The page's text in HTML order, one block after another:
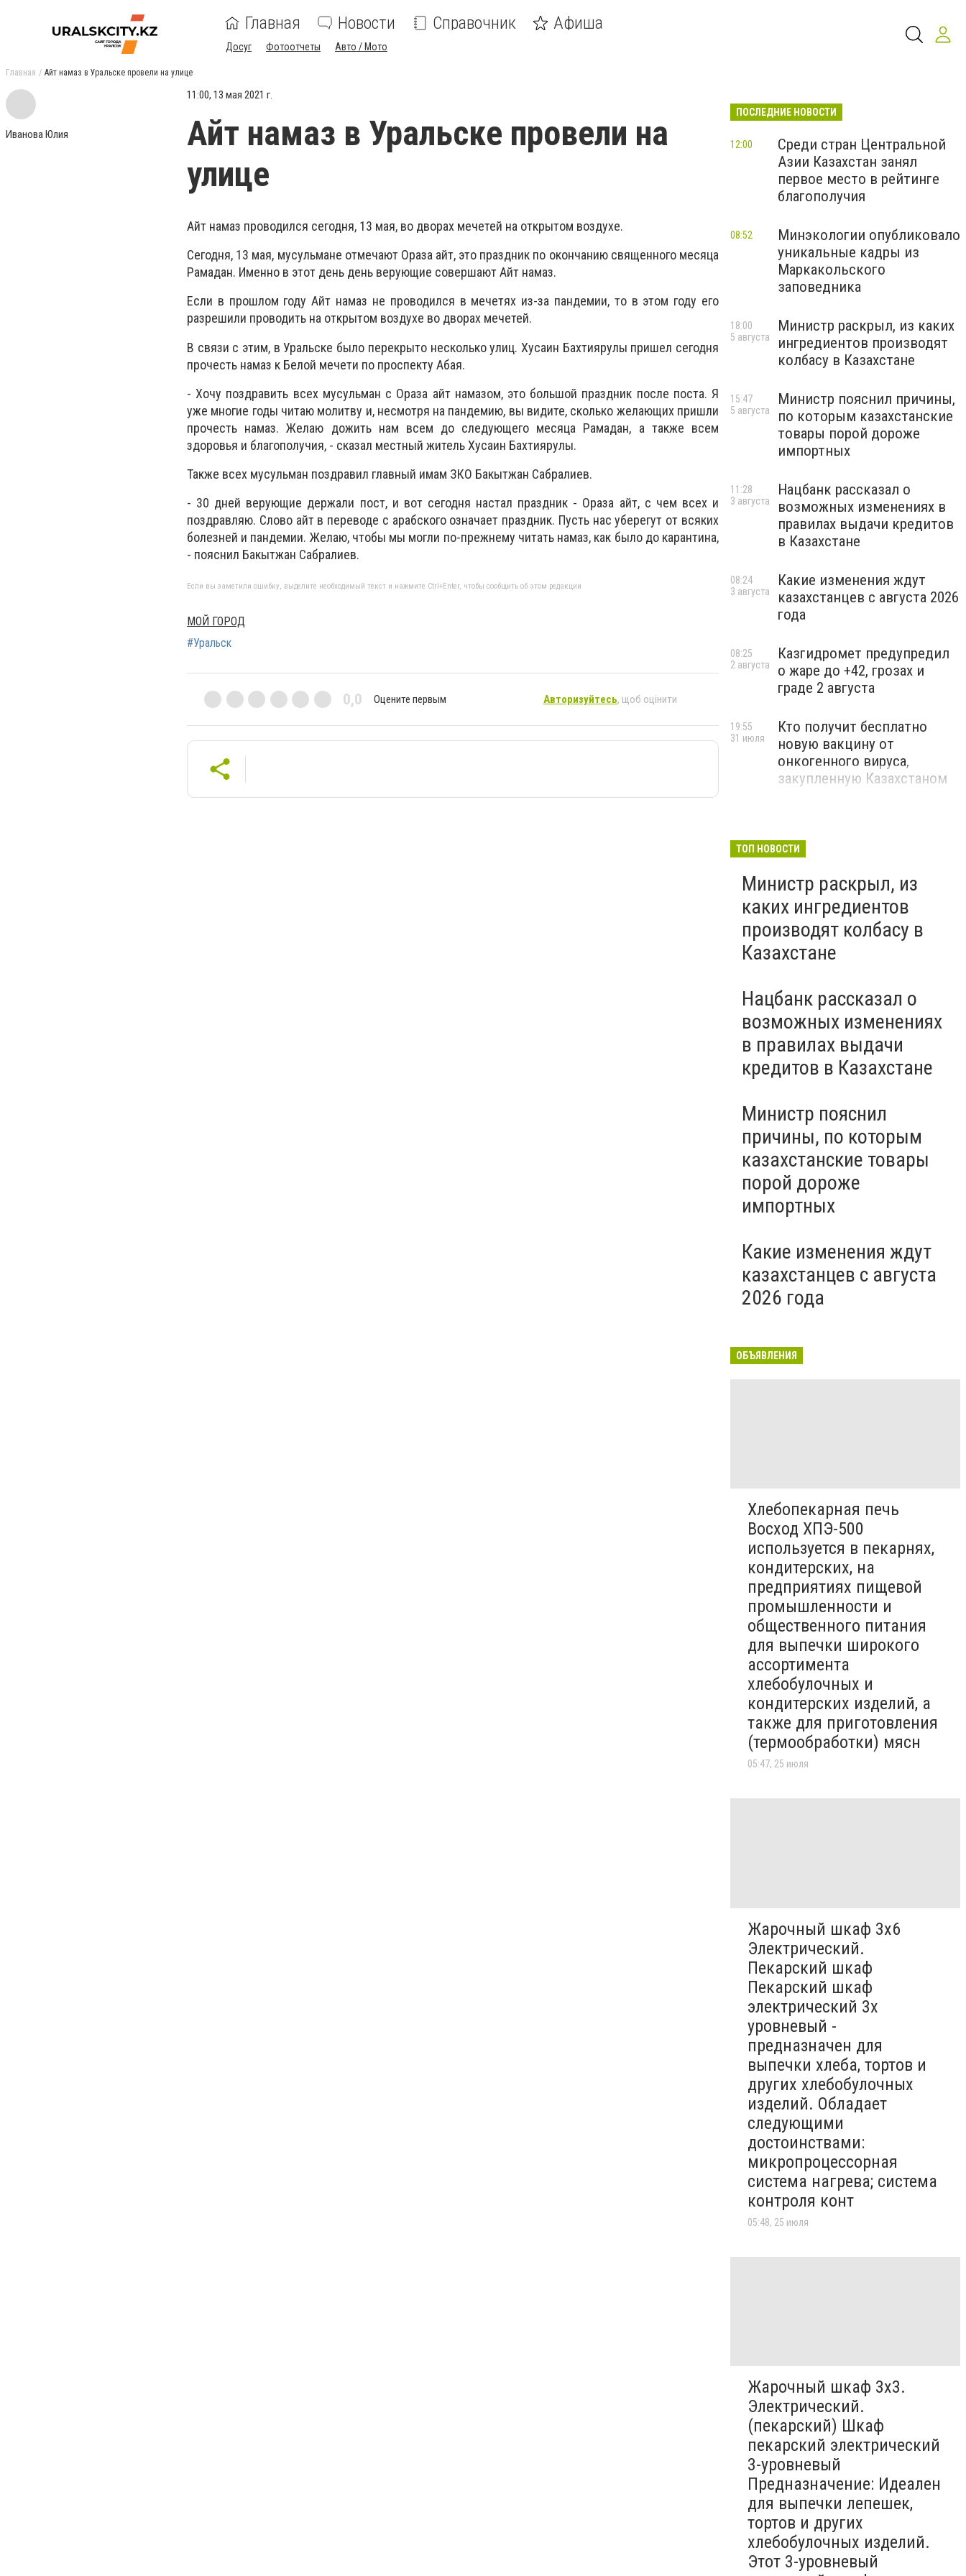
Главная Новости Справочник Афиша
Досуг Фотоотчеты Авто / Мото
Главная Айт намаз в Уральске провели на улице
Иванова Юлия
11:00, 13 мая 2021 г.
Айт намаз в Уральске провели на
улице
Айт намаз проводился сегодня, 13 мая, во дворах мечетей на открытом воздухе.
Сегодня, 13 мая, мусульмане отмечают Ораза айт, это праздник по окончанию священного месяца
Рамадан. Именно в этот день день верующие совершают Айт намаз.
Если в прошлом году Айт намаз не проводился в мечетях из-за пандемии, то в этом году его
разрешили проводить на открытом воздухе во дворах мечетей.
В связи с этим, в Уральске было перекрыто несколько улиц. Хусаин Бахтиярулы пришел сегодня
прочесть намаз к Белой мечети по проспекту Абая.
- Хочу поздравить всех мусульман с Ораза айт намазом, это большой праздник после поста. Я
уже многие годы читаю молитву и, несмотря на пандемию, вы видите, сколько желающих пришли
прочесть намаз. Желаю дожить нам всем до следующего месяца Рамадан, а также всем
здоровья и благополучия, - сказал местный житель Хусаин Бахтиярулы.
Также всех мусульман поздравил главный имам ЗКО Бакытжан Сабралиев.
- 30 дней верующие держали пост, и вот сегодня настал праздник - Ораза айт, с чем всех и
поздравляю. Слово айт в переводе с арабского означает праздник. Пусть нас уберегут от всяких
болезней и пандемии. Желаю, чтобы мы могли по-прежнему читать намаз, как было до карантина,
- пояснил Бакытжан Сабралиев.
Если вы заметили ошибку, выделите необходимый текст и нажмите Ctrl+Enter, чтобы сообщить об этом редакции
МОЙ ГОРОД
#Уральск
0,0 Оцените первым Авторизуйтесь, щоб оцінити
ПОСЛЕДНИЕ НОВОСТИ
Среди стран Центральной
Азии Казахстан занял
первое место в рейтинге
благополучия
12:00
Минэкологии опубликовало
уникальные кадры из
Маркакольского
заповедника
08:52
Министр раскрыл, из каких
ингредиентов производят
колбасу в Казахстане
18:00
5 августа
Министр пояснил причины,
по которым казахстанские
товары порой дороже
импортных
15:47
5 августа
Нацбанк рассказал о
возможных изменениях в
правилах выдачи кредитов
в Казахстане
11:28
3 августа
Какие изменения ждут
казахстанцев с августа 2026
года
08:24
3 августа
Казгидромет предупредил
о жаре до +42, грозах и
граде 2 августа
08:25
2 августа
Кто получит бесплатно
новую вакцину от
онкогенного вируса,
закупленную Казахстаном
19:55
31 июля
ТОП НОВОСТИ
Министр раскрыл, из
каких ингредиентов
производят колбасу в
Казахстане
Нацбанк рассказал о
возможных изменениях
в правилах выдачи
кредитов в Казахстане
Министр пояснил
причины, по которым
казахстанские товары
порой дороже
импортных
Какие изменения ждут
казахстанцев с августа
2026 года
ОБЪЯВЛЕНИЯ
Хлебопекарная печь
Восход ХПЭ-500
используется в пекарнях,
кондитерских, на
предприятиях пищевой
промышленности и
общественного питания
для выпечки широкого
ассортимента
хлебобулочных и
кондитерских изделий, а
также для приготовления
(термообработки) мясн
05:47, 25 июля
Жарочный шкаф 3х6
Электрический.
Пекарский шкаф
Пекарский шкаф
электрический 3х
уровневый -
предназначен для
выпечки хлеба, тортов и
других хлебобулочных
изделий. Обладает
следующими
достоинствами:
микропроцессорная
система нагрева; система
контроля конт
05:48, 25 июля
Жарочный шкаф 3х3.
Электрический.
(пекарский) Шкаф
пекарский электрический
3-уровневый
Предназначение: Идеален
для выпечки лепешек,
тортов и других
хлебобулочных изделий.
Этот 3-уровневый